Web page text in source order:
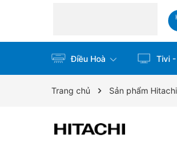
Điều Hoà Tivi -
Trang chủ Sản phẩm Hitachi